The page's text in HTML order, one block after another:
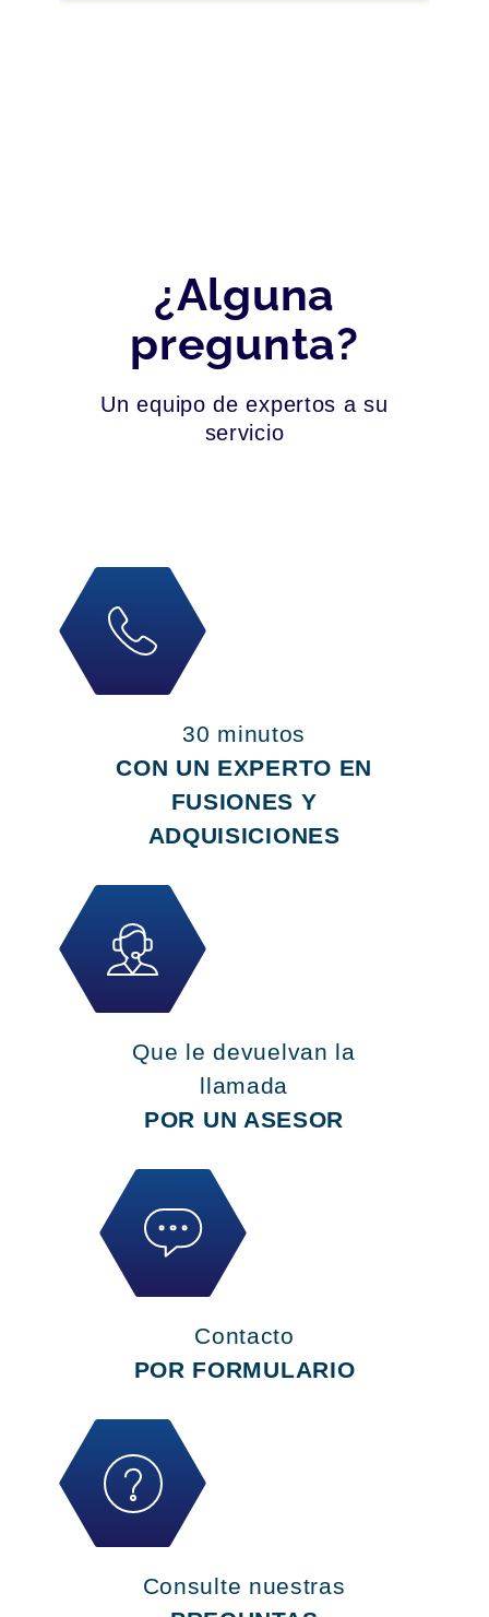
¿Alguna
pregunta?
Un equipo de expertos a su
servicio
30 minutos
CON UN EXPERTO EN
FUSIONES Y
ADQUISICIONES
Que le devuelvan la
llamada
POR UN ASESOR
Contacto
POR FORMULARIO
Consulte nuestras